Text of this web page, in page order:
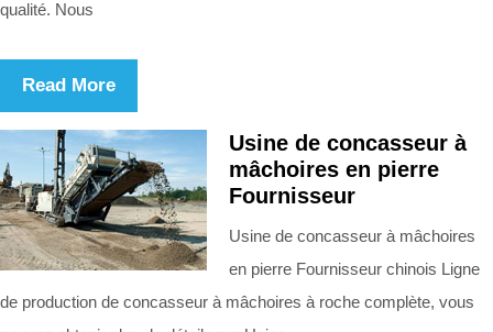
qualité. Nous
Read More
Usine de concasseur à
mâchoires en pierre
Fournisseur
Usine de concasseur à mâchoires
en pierre Fournisseur chinois Ligne
de production de concasseur à mâchoires à roche complète, vous